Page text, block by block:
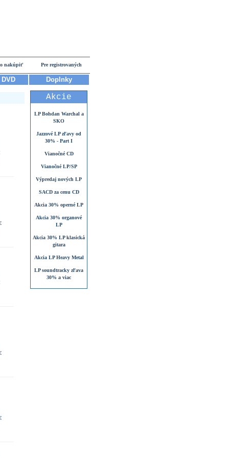
nakúpiť Pre registrovaných
DVD Doplnky
Akcie
LP Bohdan Warchal a
SKO
Jazzové LP zľavy od
30% - Part I
Vianočné CD
Vianočné LP/SP
Výpredaj nových LP
SACD za cenu CD
Akcia 30% operné LP
Akcia 30% organové
LP
Akcia 30% LP klasická
gitara
Akcia LP Heavy Metal
LP soundtracky zľava
30% a viac